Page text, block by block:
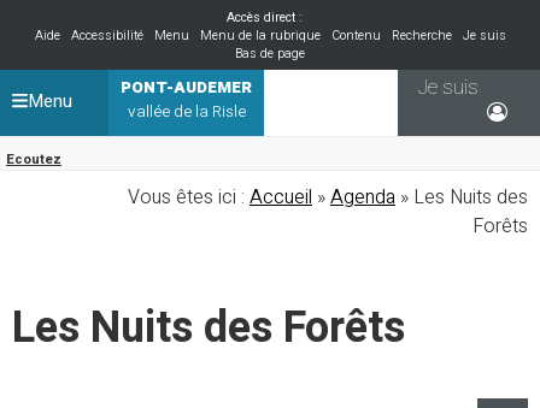
Accès direct :
Aide
Accessibilité Menu Menu de la rubrique Contenu Recherche
Je suis
Bas de page
PONT-AUDEMER
vallée de la Risle
Ecoutez
Je suis
Menu
Vous êtes ici : Accueil »Agenda » Les Nuits des
Forêts
Les Nuits des Forêts